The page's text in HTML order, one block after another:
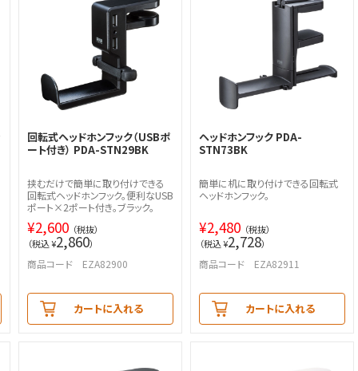
回転式ヘッドホンフック（USBポ
ート付き） PDA-STN29BK
挟むだけで簡単に取り付けできる
回転式ヘッドホンフック。便利なUSB
ポート×2ポート付き。ブラック。
¥2,600 （税抜）
（税込 ¥2,860）
商品コード EZA82900
カートに入れる
ヘッドホンフック PDA-
STN73BK
簡単に机に取り付けできる回転式
ヘッドホンフック。
¥2,480 （税抜）
（税込 ¥2,728）
商品コード EZA82911
カートに入れる